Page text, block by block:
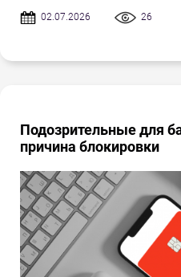
02.07.2026 26
Подозрительные для
причина блокировки